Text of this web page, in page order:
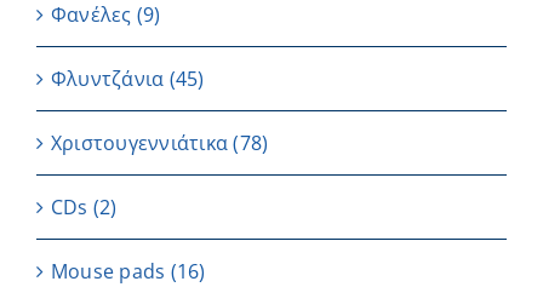
Φανέλες (9)
Φλυντζάνια (45)
Χριστουγεννιάτικα(78)
CDs (2)
Μouse pads (16)